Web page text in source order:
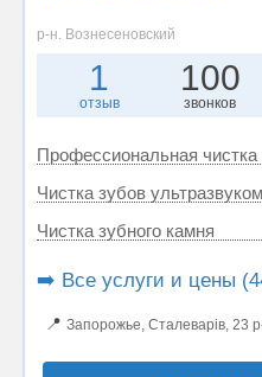
р-н. Вознесеновский
1
отзыв
100
звонков
Профессиональная чистка
Чистка зубов ультразвуком
Чистка зубного камня
➡️ Все услуги и цены
📍 Запорожье, Сталеварів, 23